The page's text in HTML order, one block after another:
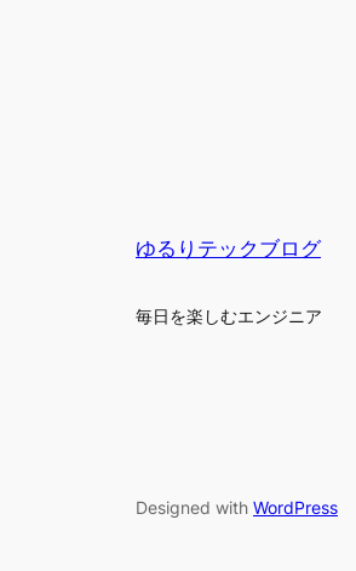
ゆるりテックブログ
毎日を楽しむエンジニア
Designed with WordPress